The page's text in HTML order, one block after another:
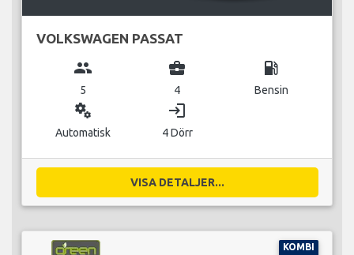
VOLKSWAGEN PASSAT
group
5
business_center
4
local_gas_station
Bensin
miscellaneous_services
Automatisk
login
4 Dörr
VISA DETALJER...
KOMBI